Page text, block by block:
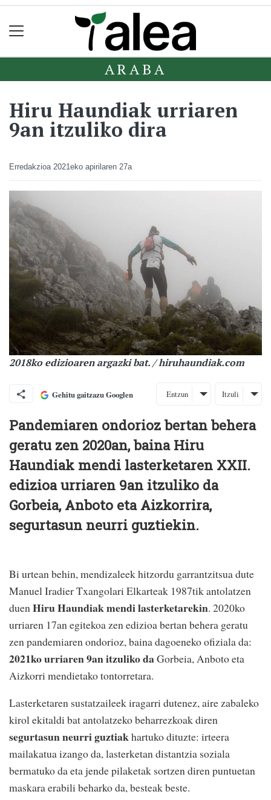
ARABA
Hiru Haundiak urriaren
9an itzuliko dira
Erredakzioa 2021eko apirilaren 27a
2018ko edizioaren argazki bat. / hiruhaundiak.com
Gehitu gaitzazu Googlen Entzun Itzuli
Pandemiaren ondorioz bertan behera
geratu zen 2020an, baina Hiru
Haundiak mendi lasterketaren XXII.
edizioa urriaren 9an itzuliko da
Gorbeia, Anboto eta Aizkorrira,
segurtasun neurri guztiekin.
Bi urtean behin, mendizaleek hitzordu garrantzitsua dute
Manuel Iradier Txangolari Elkarteak 1987tik antolatzen
duen Hiru Haundiak mendi lasterketarekin. 2020ko
urriaren 17an egitekoa zen edizioa bertan behera geratu
zen pandemiaren ondorioz, baina dagoeneko ofiziala da:
2021ko urriaren 9an itzuliko daGorbeia, Anboto eta
Aizkorri mendietako tontorretara.
Lasterketaren sustatzaileek iragarri dutenez, aire zabaleko
kirol ekitaldi bat antolatzeko beharrezkoak diren
segurtasun neurri guztiakhartuko dituzte: irteera
mailakatua izango da, lasterketan distantzia soziala
bermatuko da eta jende pilaketak sortzen diren puntuetan
maskara erabili beharko da, besteak beste.